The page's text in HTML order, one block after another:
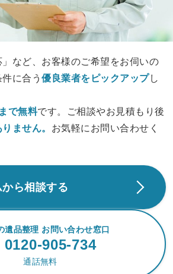
」など、お客様のご希望をお伺いの
件に合う優良業者をピックアップし
で無料です。ご相談やお見積もり後
りません。 お気軽にお問い合わせく
ら相談する
遺品整理 お問い合わせ窓口
0120-905-734
通話無料